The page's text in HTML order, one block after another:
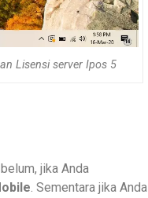
Lisensi server Ipos 5
jika Anda
. Sementara jika Anda